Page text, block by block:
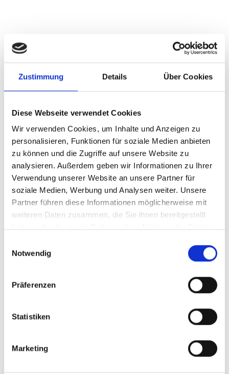
Zustimmung Details Über Cookies
Diese Webseite verwendet Cookies
Wir verwenden Cookies, um Inhalte und Anzeigen zu
personalisieren, Funktionen für soziale Medien anbieten
zu können und die Zugriffe auf unsere Website zu
analysieren. Außerdem geben wir Informationen zu Ihrer
Verwendung unserer Website an unsere Partner für
soziale Medien, Werbung und Analysen weiter. Unsere
Partner führen diese Informationen möglicherweise mit
weiteren Daten zusammen, die Sie ihnen bereitgestellt
Notwendig
Präferenzen
Statistiken
Marketing
Pospischil verwies zudem auf die besondere
demokratische Vergangenheit der
Hansestadt Attendorn. Im Jahr 2023 jährte
sich der Beginn der Demokratiebewegung
gründete die Hansestadt den Arbeitskreis
„Demokratennest“. Das Jahr 1848 war eine
Zeit, in der in Attendorn wie im übrigen
Deutschland die Revolution tobte. Attendorn
war in jenen Jahren als „Demokratennest“
bekannt.
Ereignissen gibt es auf dem Internetauftritt
https://www.attendorn.de/demokratennest